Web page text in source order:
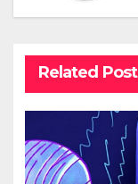
Related Post